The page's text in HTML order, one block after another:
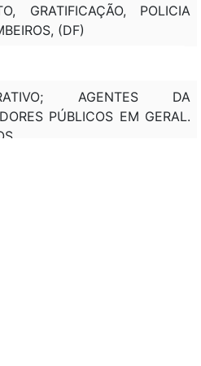
GRATIFICAÇÃO, POLICIA
(DF)
AGENTES DA
PÚBLICOS EM GERAL.